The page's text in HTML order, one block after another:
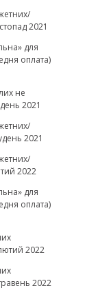
2021
для
оплата)
не
2021
2021
2022
для
оплата)
2022
2022